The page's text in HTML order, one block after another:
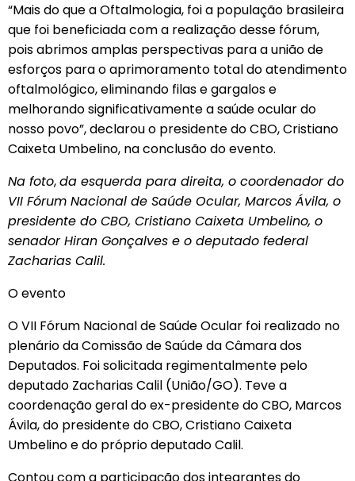
“Mais do que a Oftalmologia, foi a população brasileira
que foi beneficiada com a realização desse fórum,
pois abrimos amplas perspectivas para a união de
esforços para o aprimoramento total do atendimento
oftalmológico, eliminando filas e gargalos e
melhorando significativamente a saúde ocular do
nosso povo”, declarou o presidente do CBO, Cristiano
Caixeta Umbelino, na conclusão do evento.
Na foto,da esquerda para direita, o coordenador do
VII Fórum Nacional de Saúde Ocular, Marcos Ávila, o
presidente do CBO, Cristiano Caixeta Umbelino, o
senador Hiran Gonçalves e o deputado federal
Zacharias Calil.
O evento
O VII Fórum Nacional de Saúde Ocular foi realizado no
plenário da Comissão de Saúde da Câmara dos
Deputados. Foi solicitada regimentalmente pelo
deputado Zacharias Calil (União/GO). Teve a
coordenação geral do ex-presidente do CBO, Marcos
Ávila, do presidente do CBO, Cristiano Caixeta
Umbelino e do próprio deputado Calil.